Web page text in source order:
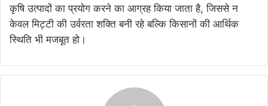
कृषि उत्पादों का प्रयोग करने का आग्रह किया जाता है, जिससे न
केवल मिट्टी की उर्वरता शक्ति बनी रहे बल्कि किसानों की आर्थिक
स्थिति भी मजबूत हो।